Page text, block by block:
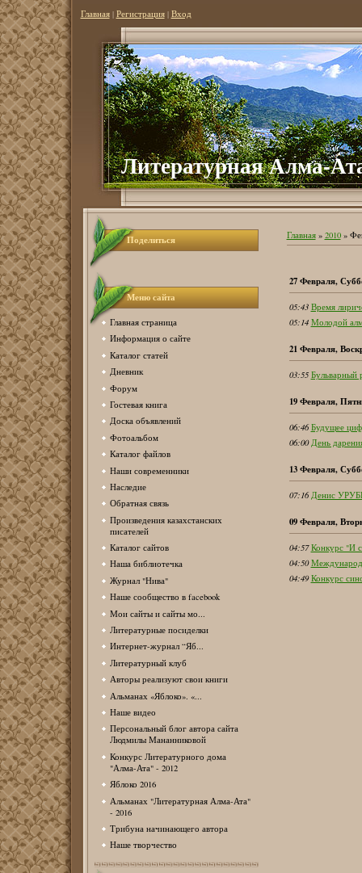
Главная| Регистрация| Вход
Литературная Алма-
Поделиться
Меню сайта
Главная страница
Информация о сайте
Каталог статей
Дневник
Форум
Гостевая книга
Доска объявлений
Фотоальбом
Каталог файлов
Наши современники
Наследие
Обратная связь
Произведения казахстанских
писателей
Каталог сайтов
Наша библиотечка
Журнал "Нива"
Наше сообщество в facebook
Мои сайты и сайты мо...
Литературные посиделки
Интернет-журнал “Яб...
Литературный клуб
Авторы реализуют свои книги
Альманах «Яблоко». «...
Наше видео
Персональный блог автора сайта
Людмилы Мананниковой
Конкурс Литературного дома
"Алма-Ата" - 2012
Яблоко 2016
Альманах "Литературная Алма-Ата"
- 2016
Трибуна начинающего автора
Наше творчество
Главная» 2010 »
27 Февраля,
05:43 Время
05:14 Молодой
21 Февраля,
03:55 Бульварный
19 Февраля,
06:46 Будущее
06:00 День
13 Февраля,
07:16 Денис
09 Февраля,
04:57 Конкурс "И
04:50
04:49 Конкурс